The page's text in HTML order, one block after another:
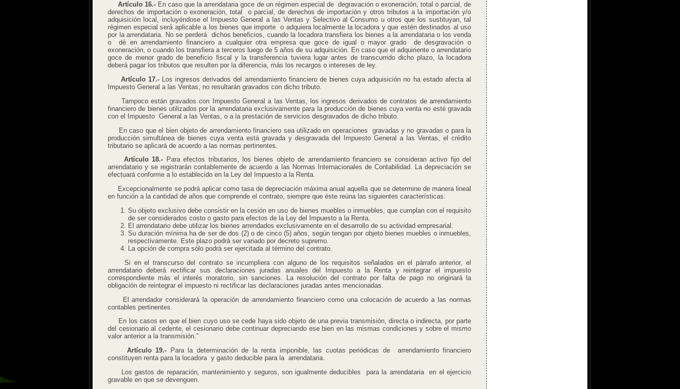
Artículo 16.- En caso que la arrendataria goce de un régimen especial de degravación o exoneración, total o parcial, de
derechos de importación o exoneración, total o parcial, de derechos de importación y otros tributos a la importación y/o
adquisición local, incluyéndose el Impuesto General a las Ventas y Selectivo al Consumo u otros que los sustituyan, tal
régimen especial será aplicable a los bienes que importe o adquiera localmente la locadora y que estén destinados al uso
por la arrendataria. No se perderá dichos beneficios, cuando la locadora transfiera los bienes a la arrendataria o los venda
o dé en arrendamiento financiero a cualquier otra empresa que goce de igual o mayor grado de desgravación o
exoneración, o cuando los transfiera a terceros luego de 5 años de su adquisición. En caso que el adquiriente o arrendatario
goce de menor grado de beneficio fiscal y la transferencia tuviera lugar antes de transcurrido dicho plazo, la locadora
deberá pagar los tributos que resulten por la diferencia, más los recargos o intereses de ley.
Artículo 17.- Los ingresos derivados del arrendamiento financiero de bienes cuya adquisición no ha estado afecta al
Impuesto General a las Ventas, no resultarán gravados con dicho tributo.
Tampoco están gravados con Impuesto General a las Ventas, los ingresos derivados de contratos de arrendamiento
financiero de bienes utilizados por la arrendataria exclusivamente para la producción de bienes cuya venta no esté gravada
con el Impuesto General a las Ventas, o a la prestación de servicios desgravados de dicho tributo.
En caso que el bien objeto de arrendamiento financiero sea utilizado en operaciones gravadas y no gravadas o para la
producción simultánea de bienes cuya venta está gravada y desgravada del Impuesto General a las Ventas, el crédito
tributario se aplicará de acuerdo a las normas pertinentes.
Artículo 18.- Para efectos tributarios, los bienes objeto de arrendamiento financiero se consideran activo fijo del
arrendatario y se registrarán contablemente de acuerdo a las Normas Internacionales de Contabilidad. La depreciación se
efectuará conforme a lo establecido en la Ley del Impuesto a la Renta.
Excepcionalmente se podrá aplicar como tasa de depreciación máxima anual aquella que se determine de manera lineal
en función a la cantidad de años que comprende el contrato, siempre que éste reúna las siguientes características:
Su objeto exclusivo debe consistir en la cesión en uso de bienes muebles o inmuebles, que cumplan con el requisito
de ser considerados costo o gasto para efectos de la Ley del Impuesto a la Renta.
El arrendatario debe utilizar los bienes arrendados exclusivamente en el desarrollo de su actividad empresarial.
Su duración mínima ha de ser de dos (2) o de cinco (5) años, según tengan por objeto bienes muebles o inmuebles,
respectivamente. Este plazo podrá ser variado por decreto supremo.
La opción de compra sólo podrá ser ejercitada al término del contrato.
Si en el transcurso del contrato se incumpliera con alguno de los requisitos señalados en el párrafo anterior, el
arrendatario deberá rectificar sus declaraciones juradas anuales del Impuesto a la Renta y reintegrar el impuesto
correspondiente más el interés moratorio, sin sanciones. La resolución del contrato por falta de pago no originará la
obligación de reintegrar el impuesto ni rectificar las declaraciones juradas antes mencionadas.
El arrendador considerará la operación de arrendamiento financiero como una colocación de acuerdo a las normas
contables pertinentes.
En los casos en que el bien cuyo uso se cede haya sido objeto de una previa transmisión, directa o indirecta, por parte
del cesionario al cedente, el cesionario debe continuar depreciando ese bien en las mismas condiciones y sobre el mismo
valor anterior a la transmisión.”
Artículo 19.-
Para la determinación de la renta imponible, las cuotas periódicas de arrendamiento financiero
constituyen renta para la locadora y gasto deducible para la arrendataria.
Los gastos de reparación, mantenimiento y seguros, son igualmente deducibles para la arrendataria en el ejercicio
gravable en que se devenguen.